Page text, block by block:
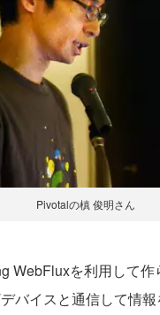
Pivotalの槙 俊明さん
WebFluxを利用して作
バイスと通信して情